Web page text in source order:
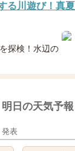
る川遊び！真
探検！水辺の
日の天気予報
発表